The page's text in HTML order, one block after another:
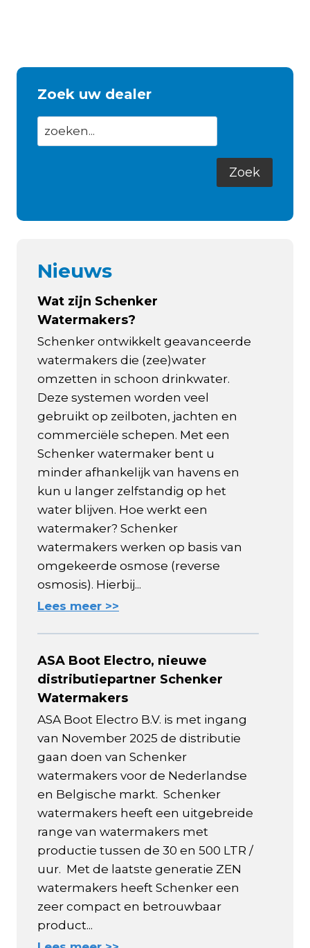
Zoek uw dealer
Nieuws
Wat zijn Schenker
Watermakers?
Schenker ontwikkelt geavanceerde
watermakers die (zee)water
omzetten in schoon drinkwater.
Deze systemen worden veel
gebruikt op zeilboten, jachten en
commerciële schepen. Met een
Schenker watermaker bent u
minder afhankelijk van havens en
kun u langer zelfstandig op het
water blijven. Hoe werkt een
watermaker? Schenker
watermakers werken op basis van
omgekeerde osmose (reverse
osmosis). Hierbij...
Lees meer >>
ASA Boot Electro, nieuwe
distributiepartner Schenker
Watermakers
ASA Boot Electro B.V. is met ingang
van November 2025 de distributie
gaan doen van Schenker
watermakers voor de Nederlandse
en Belgische markt. Schenker
watermakers heeft een uitgebreide
range van watermakers met
productie tussen de 30 en 500 LTR /
uur. Met de laatste generatie ZEN
watermakers heeft Schenker een
zeer compact en betrouwbaar
product...